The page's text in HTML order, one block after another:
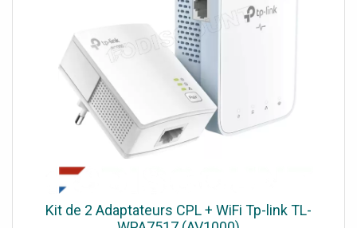
Kit de 2 Adaptateurs CPL + WiFi Tp-link TL-